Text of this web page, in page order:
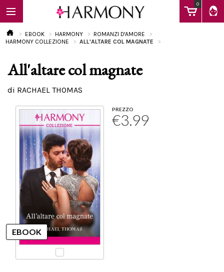
0
EBOOK
Calendario
EBOOK HARMONY
ROMANZI D'AMORE
HARMONY COLLEZIONE
ALL'ALTARE COL MAGNATE
All'altare col magnate
di RACHAEL THOMAS
PREZZO
€3.99